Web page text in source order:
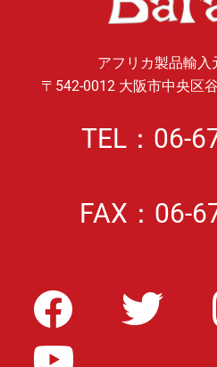
アフリカ製品輸
〒542-0012 大阪市中央区
TEL：06-
FAX：06-